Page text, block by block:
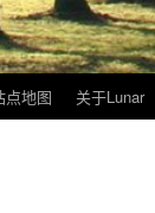
点地图 关于Lunar